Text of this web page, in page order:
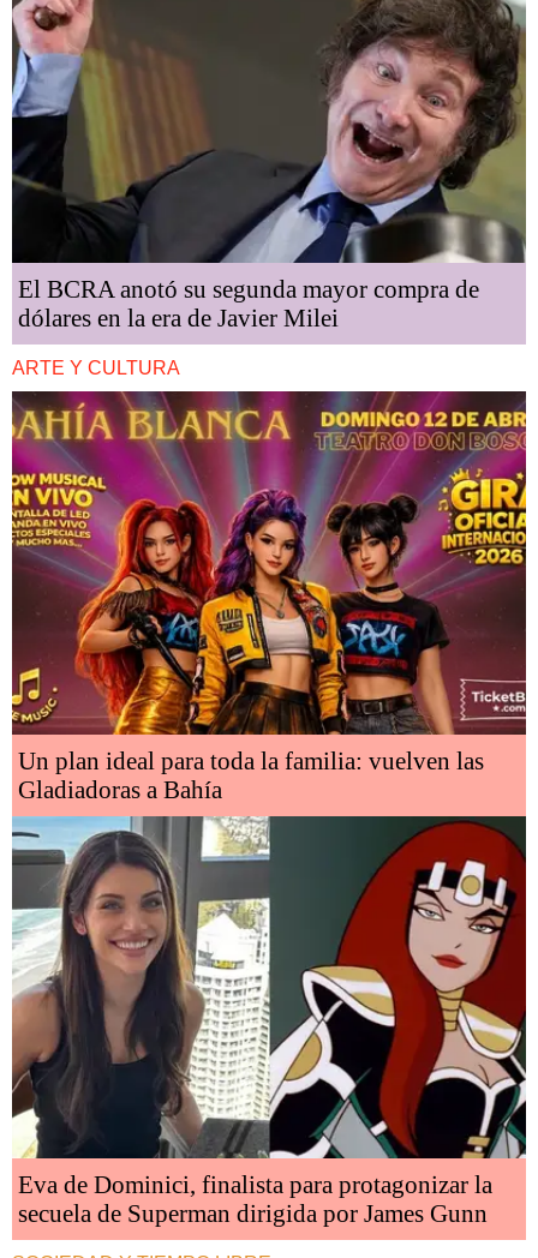
El BCRA anotó su segunda mayor compra de
dólares en la era de Javier Milei
ARTE Y CULTURA
Un plan ideal para toda la familia: vuelven las
Gladiadoras a Bahía
Eva de Dominici, finalista para protagonizar la
secuela de Superman dirigida por James Gunn